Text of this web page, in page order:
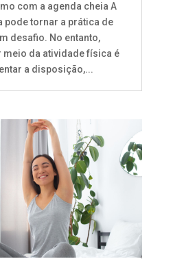
com a agenda cheia A
pode tornar a prática de
desafio. No entanto,
meio da atividade física é
a disposição,...